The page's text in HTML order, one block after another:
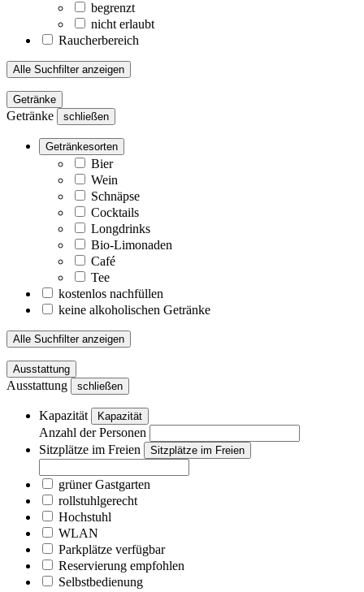
begrenzt
nicht erlaubt
Raucherbereich
Alle Suchfilter anzeigen
Getränke
Getränke schließen
Getränkesorten
Bier
Wein
Schnäpse
Cocktails
Longdrinks
Bio-Limonaden
Café
Tee
kostenlos nachfüllen
keine alkoholischen Getränke
Alle Suchfilter anzeigen
Ausstattung
Ausstattung schließen
Kapazität Kapazität
Anzahl der Personen
Sitzplätze im Freien
Sitzplätze im Freien
grüner Gastgarten
rollstuhlgerecht
Hochstuhl
WLAN
Parkplätze verfügbar
Reservierung empfohlen
Selbstbedienung